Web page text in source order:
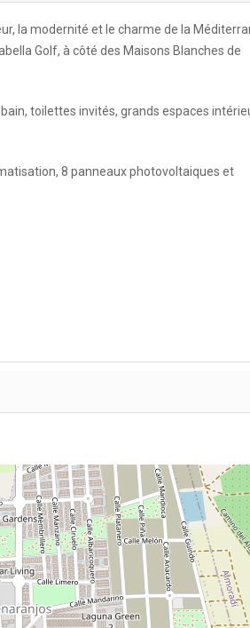
la modernité et le charme de la
Golf, à côté des Maisons Blanches de
toilettes invités, grands espaces
8 panneaux photovoltaiques et